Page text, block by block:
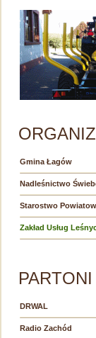
Gmina Łagów
Nadleśnictwo
Starostwo
Zakład Usług
DRWAL
Radio Zachód